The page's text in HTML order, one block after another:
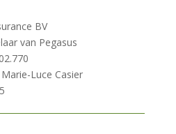
BV
van Pegasus
Luce Casier